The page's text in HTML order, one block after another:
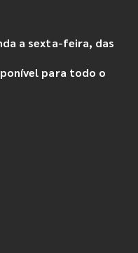
a sexta-feira, das
para todo o